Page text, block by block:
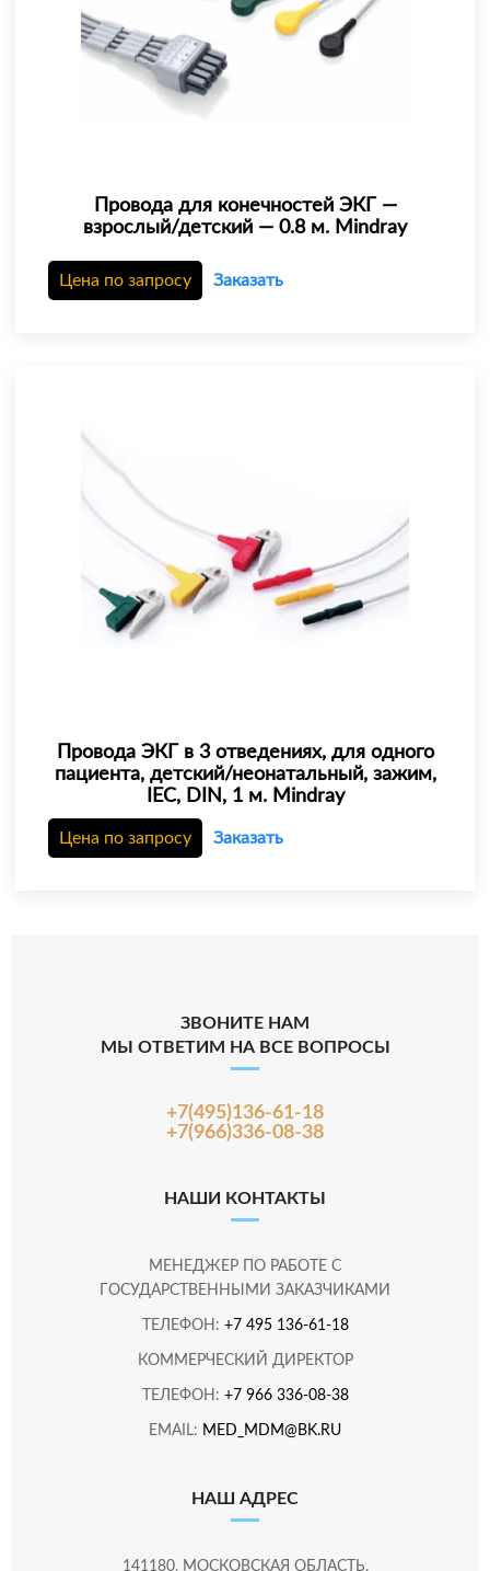
Провода для конечностей ЭКГ —
взрослый/детский — 0.8 м. Mindray
Цена по запросу Заказать
Провода ЭКГ в 3 отведениях, для одного
пациента, детский/неонатальный, зажим,
IEC, DIN, 1 м. Mindray
Цена по запросу Заказать
ЗВОНИТЕ НАМ
МЫ ОТВЕТИМ НА ВСЕ ВОПРОСЫ
+7(495)136-61-18
+7(966)336-08-38
НАШИ КОНТАКТЫ
МЕНЕДЖЕР ПО РАБОТЕ С
ГОСУДАРСТВЕННЫМИ ЗАКАЗЧИКАМИ
ТЕЛЕФОН: +7 495 136-61-18
КОММЕРЧЕСКИЙ ДИРЕКТОР
ТЕЛЕФОН: +7 966 336-08-38
EMAIL: MED_MDM@BK.RU
НАШ АДРЕС
141180, МОСКОВСКАЯ ОБЛАСТЬ,